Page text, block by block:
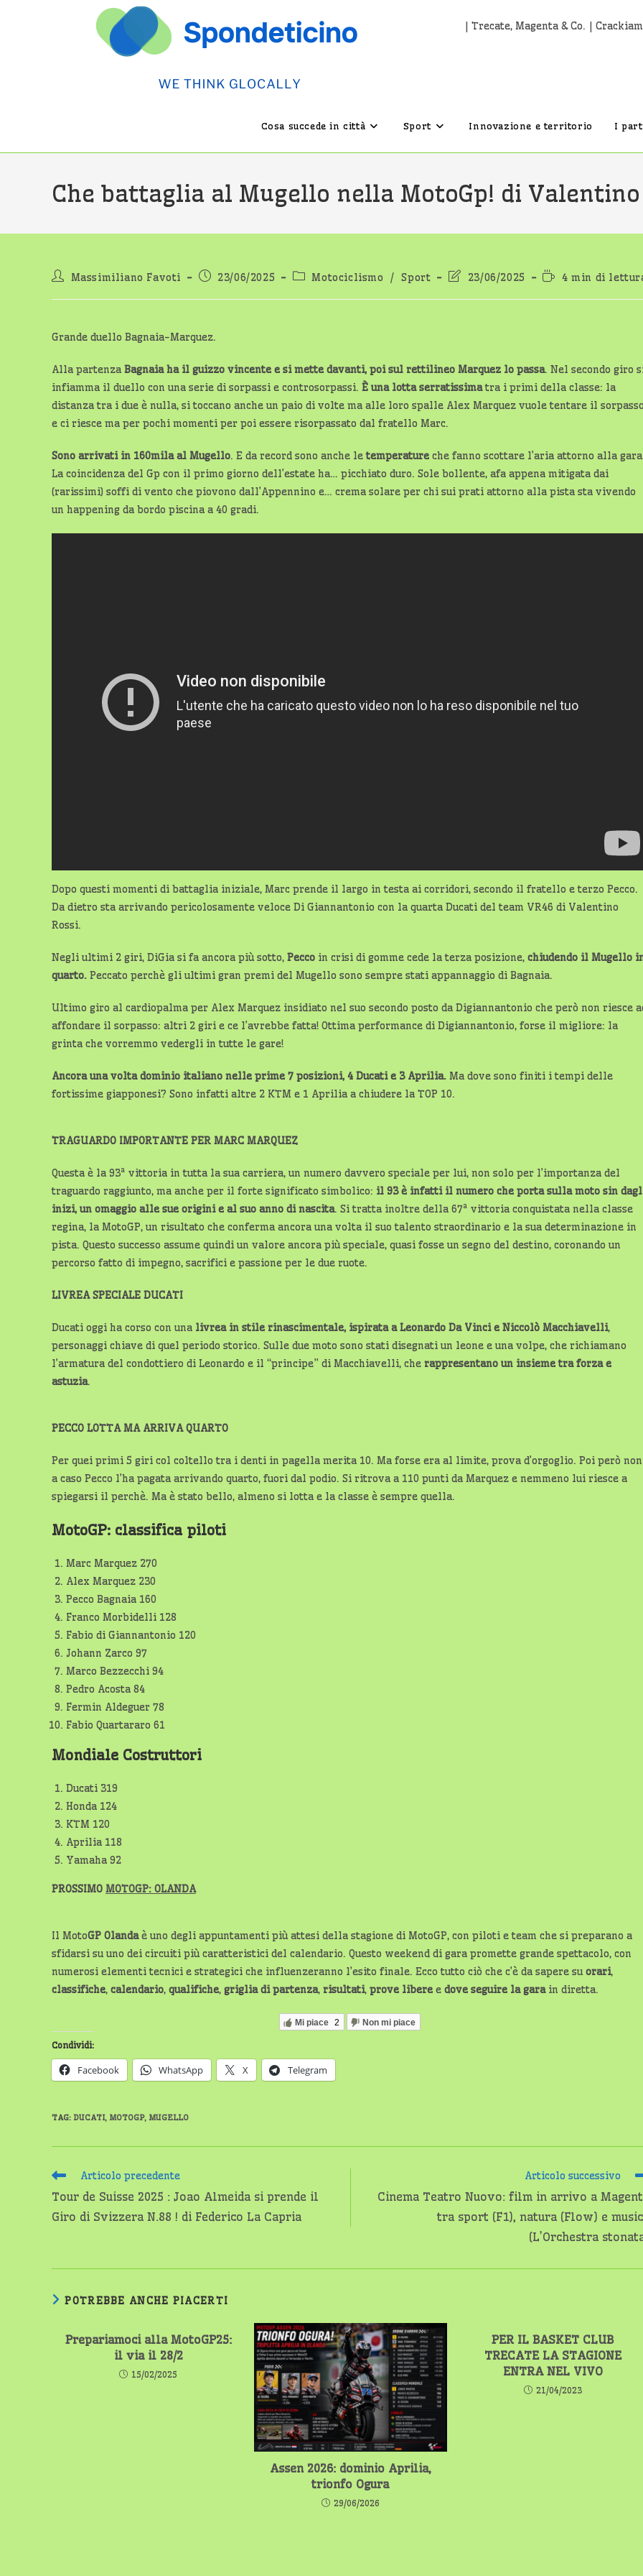
| Trecate, Magenta & Co. |
Cosa succede in città Sport Innovazione e territorio I
Che battaglia al Mugello nella MotoGp! di
AutoreMassimiliano Favoti
Articolo
23/06/2025
Categoria
Motociclismo / Sport
Ultima
dell'articolo:
23/06/2025
Tempo
lettura:
4 min di
Grande duello Bagnaia-Marquez.
Alla partenza Bagnaia ha il guizzo vincente e si mette davanti, poi sul rettilineo Marquez lo passa. Nel secondo giro
infiamma il duello con una serie di sorpassi e controsorpassi. È una lotta serratissimatra i primi della classe: la
distanza tra i due è nulla, si toccano anche un paio di volte ma alle loro spalle Alex Marquez vuole tentare il
e ci riesce ma per pochi momenti per poi essere risorpassato dal fratello Marc.
Sono arrivati in 160mila al Mugello. E da record sono anche letemperature che fanno scottare l’aria attorno alla
La coincidenza del Gp con il primo giorno dell’estate ha… picchiato duro. Sole bollente, afa appena mitigata dai
(rarissimi) soffi di vento che piovono dall’Appennino e… crema solare per chi sui prati attorno alla pista sta vivendo
un happening da bordo piscina a 40 gradi.
Dopo questi momenti di battaglia iniziale, Marc prende il largo in testa ai corridori, secondo il fratello e terzo Pecco.
Da dietro sta arrivando pericolosamente veloce Di Giannantonio con la quarta Ducati del team VR46 di Valentino
Rossi.
Negli ultimi 2 giri, DiGia si fa ancora più sotto, Pecco in crisi di gomme cede la terza posizione, chiudendo il Mugello
quarto. Peccato perchè gli ultimi gran premi del Mugello sono sempre stati appannaggio di Bagnaia.
Ultimo giro al cardiopalma per Alex Marquez insidiato nel suo secondo posto da Digiannantonio che però non riesce
affondare il sorpasso: altri 2 giri e ce l’avrebbe fatta! Ottima performance di Digiannantonio, forse il migliore: la
grinta che vorremmo vedergli in tutte le gare!
Ancora una volta dominio italiano nelle prime 7 posizioni, 4 Ducati e 3 Aprilia. Ma dove sono finiti i tempi delle
fortissime giapponesi? Sono infatti altre 2 KTM e 1 Aprilia a chiudere la TOP 10.
TRAGUARDO IMPORTANTE PER MARC MARQUEZ
Questa è la 93ª vittoria in tutta la sua carriera, un numero davvero speciale per lui, non solo per l’importanza del
traguardo raggiunto, ma anche per il forte significato simbolico: il 93 è infatti il numero che porta sulla moto sin
inizi, un omaggio alle sue origini e al suo anno di nascita. Si tratta inoltre della 67ª vittoria conquistata nella classe
regina, la MotoGP, un risultato che conferma ancora una volta il suo talento straordinario e la sua determinazione in
pista. Questo successo assume quindi un valore ancora più speciale, quasi fosse un segno del destino, coronando un
percorso fatto di impegno, sacrifici e passione per le due ruote.
LIVREA SPECIALE DUCATI
Ducati oggi ha corso con una livrea in stile rinascimentale, ispirata a Leonardo Da Vinci e Niccolò Macchiavelli,
personaggi chiave di quel periodo storico. Sulle due moto sono stati disegnati un leone e una volpe, che richiamano
l’armatura del condottiero di Leonardo e il “principe” di Macchiavelli, che rappresentano un insieme tra forza e
astuzia.
PECCO LOTTA MA ARRIVA QUARTO
Per quei primi 5 giri col coltello tra i denti in pagella merita 10. Ma forse era al limite, prova d’orgoglio. Poi però non
a caso Pecco l’ha pagata arrivando quarto, fuori dal podio. Si ritrova a 110 punti da Marquez e nemmeno lui riesce a
spiegarsi il perchè. Ma è stato bello, almeno si lotta e la classe è sempre quella.
MotoGP: classifica piloti
Marc Marquez 270
Alex Marquez 230
Pecco Bagnaia 160
Franco Morbidelli 128
Fabio di Giannantonio 120
Johann Zarco 97
Marco Bezzecchi 94
Pedro Acosta 84
Fermin Aldeguer 78
Fabio Quartararo 61
Mondiale Costruttori
Ducati 319
Honda 124
KTM 120
Aprilia 118
Yamaha 92
PROSSIMO MOTOGP: OLANDA
Il MotoGP Olandaè uno degli appuntamenti più attesi della stagione di MotoGP, con piloti e team che si preparano a
sfidarsi su uno dei circuiti più caratteristici del calendario. Questo weekend di gara promette grande spettacolo, con
numerosi elementi tecnici e strategici che influenzeranno l’esito finale. Ecco tutto ciò che c’è da sapere su orari,
classifiche, calendario, qualifiche, griglia di partenza, risultati, prove libere e dove seguire la garain diretta.
Mi piace 2 Non mi piace
Condividi:
Facebook WhatsApp X Telegram
TAG: DUCATI, MOTOGP, MUGELLO
Leggi
articoli
Articolo precedente
Tour de Suisse 2025 : Joao Almeida si prende il
Giro di Svizzera N.88 ! di Federico La Capria
Articolo successivo
Cinema Teatro Nuovo: film in arrivo a
tra sport (F1), natura (Flow) e
(L’Orchestra
POTREBBE ANCHE PIACERTI
Prepariamoci alla MotoGP25:
il via il 28/2
15/02/2025
Assen 2026: dominio Aprilia,
trionfo Ogura
29/06/2026
PER IL BASKET CLUB
TRECATE LA STAGIONE
ENTRA NEL VIVO
21/04/2023